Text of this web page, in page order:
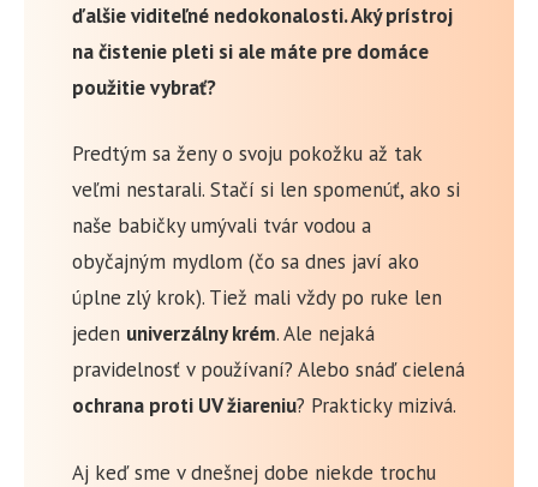
ďalšie viditeľné nedokonalosti. Aký prístroj
na čistenie pleti si ale máte pre domáce
použitie vybrať?
Predtým sa ženy o svoju pokožku až tak
veľmi nestarali. Stačí si len spomenúť, ako si
naše babičky umývali tvár vodou a
obyčajným mydlom (čo sa dnes javí ako
úplne zlý krok). Tiež mali vždy po ruke len
jeden univerzálny krém. Ale nejaká
pravidelnosť v používaní? Alebo snáď cielená
ochrana proti UV žiareniu? Prakticky mizivá.
Aj keď sme v dnešnej dobe niekde trochu